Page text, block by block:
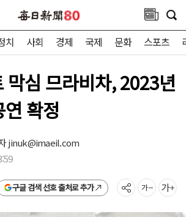
치 사회 경제 국제 문화 스포츠
막심 므라비차, 2023년
확정
jinuk@imaeil.com
구글 검색 선호 출처로 추가